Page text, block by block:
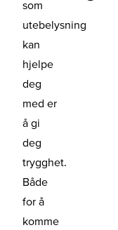
som
utebelysning
kan
hjelpe
deg
med er
å gi
deg
trygghet.
Både
for å
komme